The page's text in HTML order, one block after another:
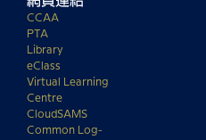
CCAA
PTA
Library
eClass
Virtual Learning
Centre
CloudSAMS
Common Log-